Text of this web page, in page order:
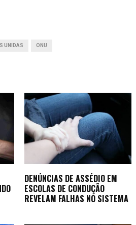
UNIDAS ONU
DENÚNCIAS DE ASSÉDIO EM
ESCOLAS DE CONDUÇÃO
REVELAM FALHAS NO SISTEMA